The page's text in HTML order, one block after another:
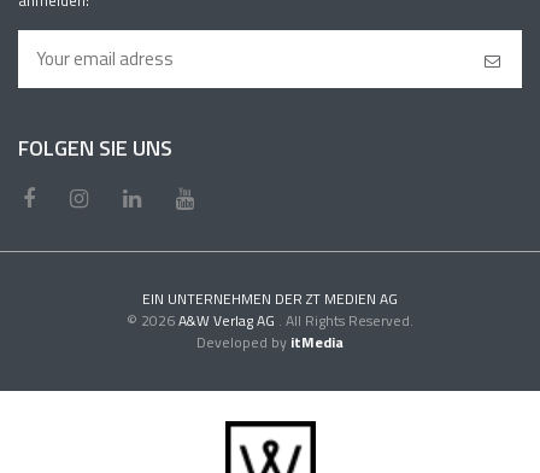
FOLGEN SIE UNS
EIN UNTERNEHMEN DER ZT MEDIEN AG
© 2026A&W Verlag AG . All Rights Reserved.
Developed by itMedia